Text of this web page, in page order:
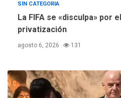
SIN CATEGORIA
La FIFA se «disculpa» por
privatización
agosto 6, 2026 131